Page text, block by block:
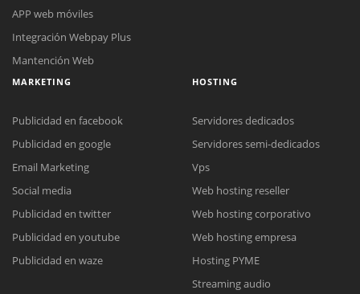
Reunión online
Meet para la reunión online.
Cotización
Chat Online
Todos nuestros ejecutivos están fuera de línea. Complete el formulario
APP web móviles
Integración Webpay Plus
Mantención Web
MARKETING
Publicidad en facebook
Publicidad en google
Email Marketing
Social media
Publicidad en twitter
Publicidad en youtube
Publicidad en waze
HOSTING
Servidores dedicados
Servidores semi-dedicados
Vps
Web hosting reseller
Web hosting corporativo
Web hosting empresa
Hosting PYME
Streaming audio